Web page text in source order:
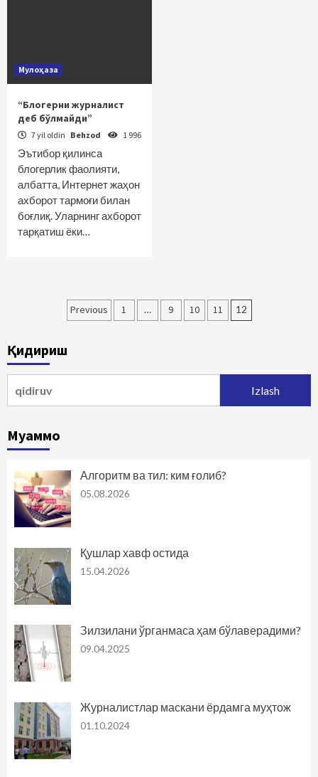
Мулоҳаза
“Блогерни журналист
деб бўлмайди”
7 yil oldin Behzod 1 996
Эътибор қилинса
блогерлик фаолияти,
албатта, Интернет жаҳон
ахборот тармоғи билан
боғлиқ. Уларнинг ахборот
тарқатиш ёки…
Maqolalar
harakatlanish
Previous 1 … 9 10 11 12
Қидириш
Муаммо
Алгоритм ва тил: ким ғолиб?
05.08.2026
Қушлар хавф остида
15.04.2026
Зилзилани ўрганмаса ҳам бўлаверадими?
09.04.2025
Журналистлар маскани ёрдамга муҳтож
01.10.2024